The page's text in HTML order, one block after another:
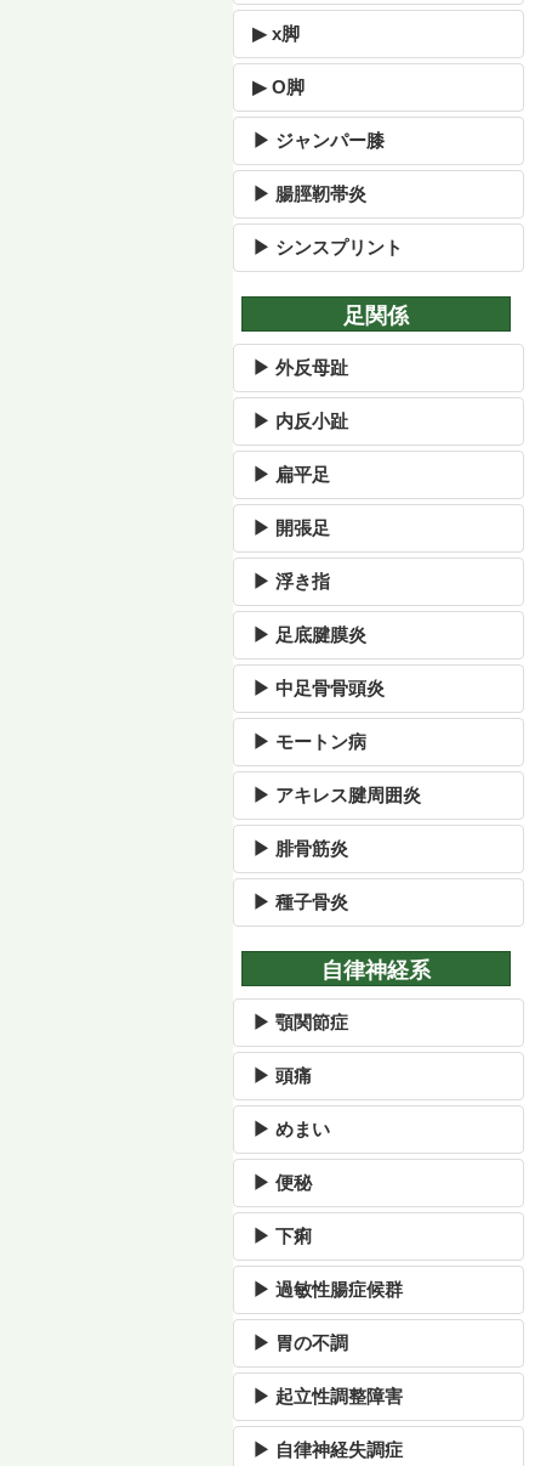
▶ x脚
▶ O脚
▶ ジャンパー膝
▶ 腸脛靭帯炎
▶ シンスプリント
足関係
▶ 外反母趾
▶ 内反小趾
▶ 扁平足
▶ 開張足
▶ 浮き指
▶ 足底腱膜炎
▶ 中足骨骨頭炎
▶ モートン病
▶ アキレス腱周囲炎
▶ 腓骨筋炎
▶ 種子骨炎
自律神経系
▶ 顎関節症
▶ 頭痛
▶ めまい
▶ 便秘
▶ 下痢
▶ 過敏性腸症候群
▶ 胃の不調
▶ 起立性調整障害
▶ 自律神経失調症